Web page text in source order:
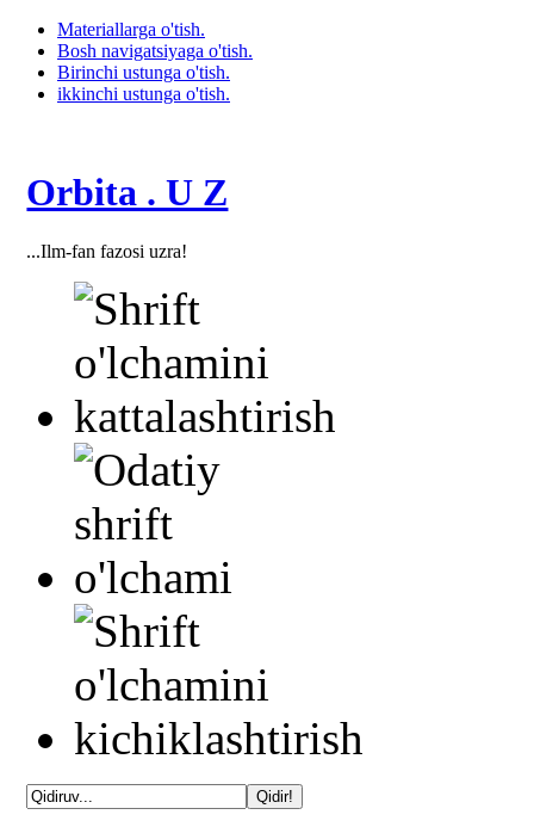
Materiallarga o'tish.
Bosh navigatsiyaga o'tish.
Birinchi ustunga o'tish.
ikkinchi ustunga o'tish.
Orbita . U Z
...Ilm-fan fazosi uzra!